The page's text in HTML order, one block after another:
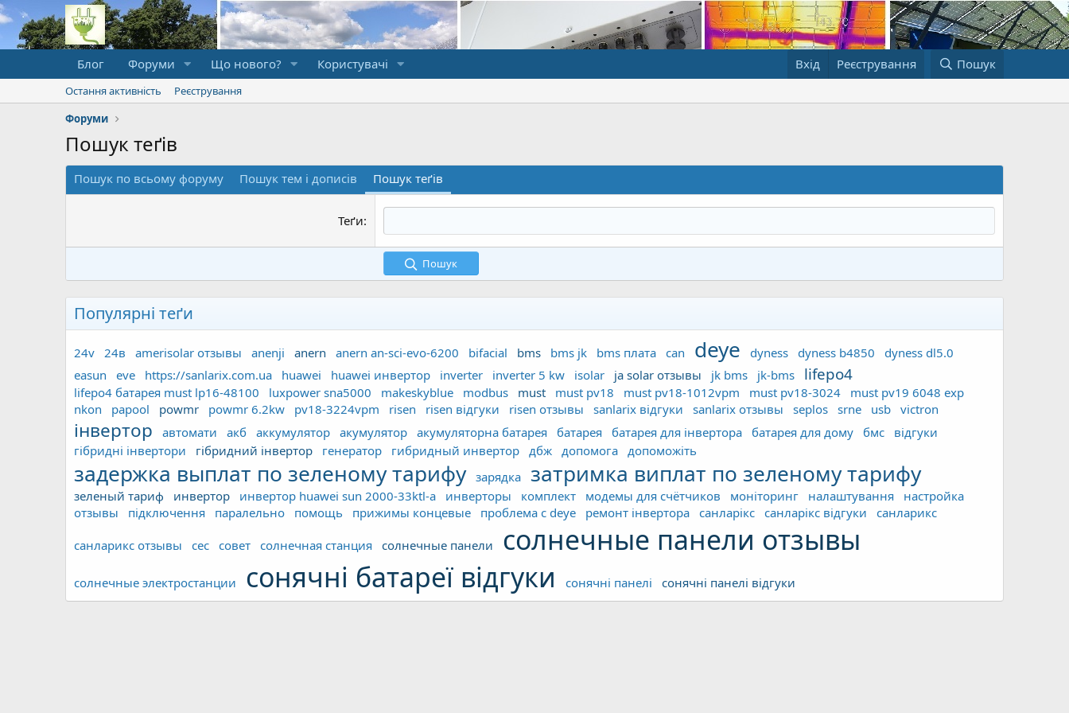
Блог Форуми Що нового? Користувачі Вхід Реєстрування Пошук
Остання активність
Реєстрування
Форуми
Пошук теґів
Пошук по всьому форуму Пошук тем і дописів Пошук теґів
Теґи
Пошук
Популярні теґи
24v 24в amerisolar отзывы anenji anern anern an-sci-evo-6200 bifacial bms bms jk bms плата can deye dyness dyness b4850
dyness dl5.0
easun
eve https://sanlarix.com.ua huawei huawei инвертор inverter inverter 5 kw isolar ja solar отзывы jk bms jk-bms lifepo4
lifepo4 батарея must lp16-48100 luxpower sna5000 makeskyblue modbus must must pv18 must pv18-1012vpm must pv18-3024
must pv19 6048 exp
nkon
papool powmr powmr 6.2kw pv18-3224vpm risen risen відгуки risen отзывы sanlarix відгуки sanlarix отзывы seplos srne usb victron
інвертор автомати акб аккумулятор акумулятор акумуляторна батарея батарея батарея для інвертора батарея для дому бмс
відгуки
гібридні інвертори
гібридний інвертор генератор гибридный инвертор дбж допомога допоможіть
задержка выплат по зеленому тарифу зарядка затримка виплат по зеленому тарифу
зеленый тариф инвертор инвертор huawei sun 2000-33ktl-а инверторы комплект модемы для счётчиков моніторинг налаштування
настройка
отзывы
підключення паралельно помощь прижимы концевые проблема с deye ремонт інвертора санларікс санларікс відгуки санларикс
санларикс отзывы сес совет солнечная станция солнечные панели солнечные панели отзывы
солнечные электростанции сонячні батареї відгуки сонячні панелі сонячні панелі відгуки